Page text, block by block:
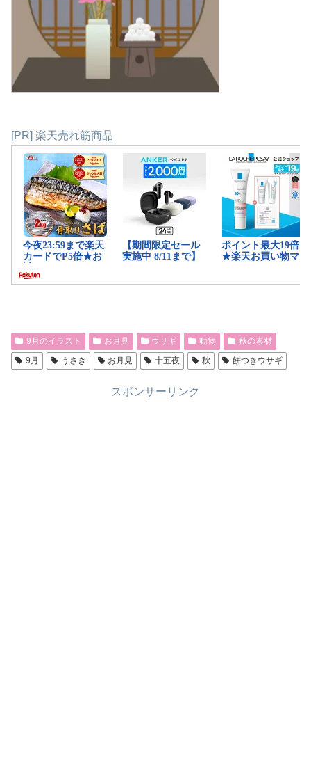
[PR] 楽天売れ筋商品
9月のイラスト お月見 ウサギ 動物
秋の素材
9月
うさぎ お月見 十五夜 秋 餅つきウサギ
スポンサーリンク